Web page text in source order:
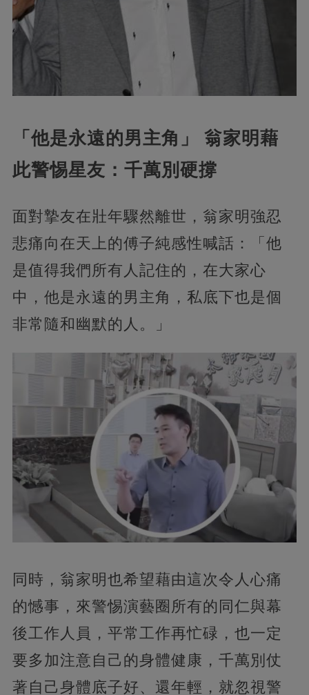
「他是永遠的男主角」 翁家明藉
此警惕星友：千萬別硬撐
面對摯友在壯年驟然離世，翁家明強忍
悲痛向在天上的傅子純感性喊話：「他
是值得我們所有人記住的，在大家心
中，他是永遠的男主角，私底下也是個
非常隨和幽默的人。」
同時，翁家明也希望藉由這次令人心痛
的憾事，來警惕演藝圈所有的同仁與幕
後工作人員，平常工作再忙碌，也一定
要多加注意自己的身體健康，千萬別仗
著自己身體底子好、還年輕，就忽視警